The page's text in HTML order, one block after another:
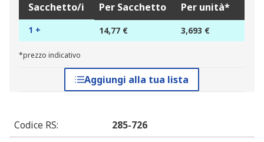
Sacchetto/i Per Sacchetto Per unità*
1 + 14,77 € 3,693 €
*prezzo indicativo
Aggiungi alla tua lista
Codice RS:
285-726